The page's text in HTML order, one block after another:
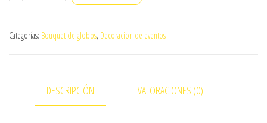
globos
Categorías: Bouquet de globos, Decoracion de eventos
DESCRIPCIÓN VALORACIONES (0)